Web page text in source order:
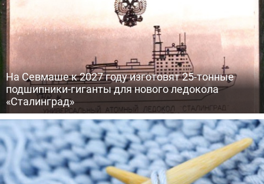
На Севмаше к 2027 году изготовят 25-тонные
подшипники-гиганты для нового ледокола
«Сталинград»